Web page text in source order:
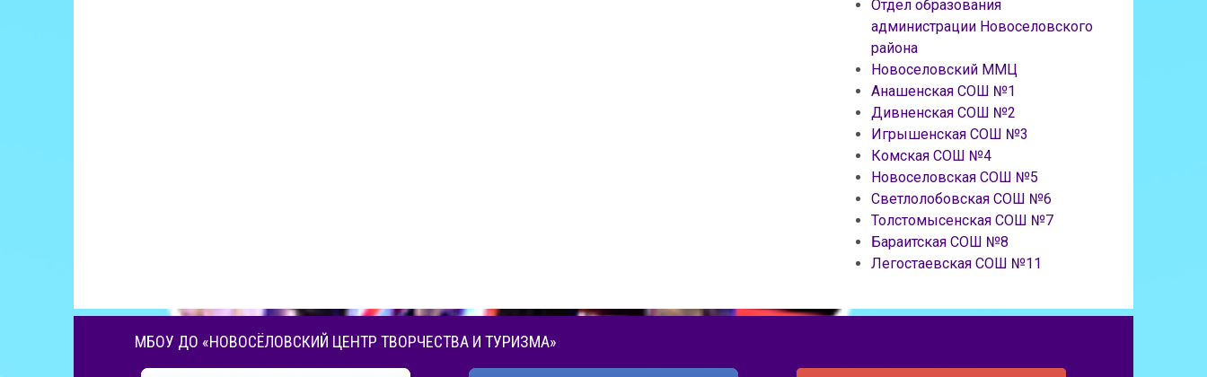
Отдел образования
администрации Новоселовского
района
Новоселовский ММЦ
Анашенская СОШ №1
Дивненская СОШ №2
Игрышенская СОШ №3
Комская СОШ №4
Новоселовская СОШ №5
Светлолобовская СОШ №6
Толстомысенская СОШ №7
Бараитская СОШ №8
Легостаевская СОШ №11
МБОУ ДО «НОВОСЁЛОВСКИЙ ЦЕНТР ТВОРЧЕСТВА И ТУРИЗМА»